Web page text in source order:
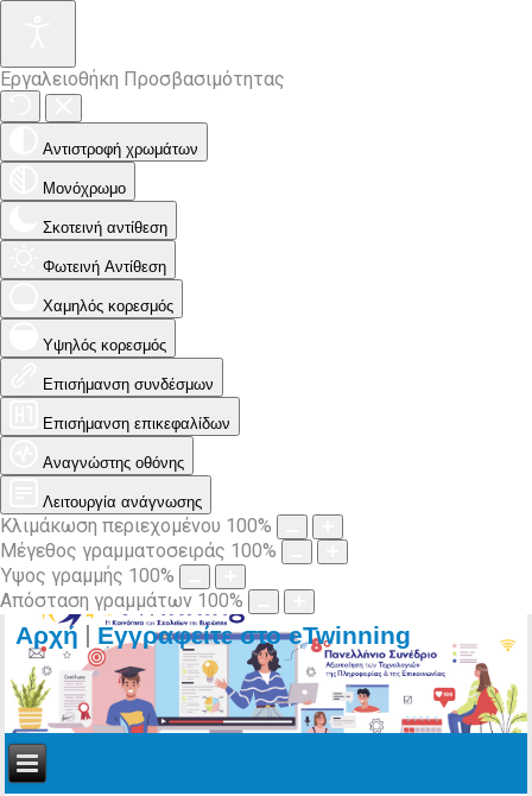
Εργαλειοθήκη Προσβασιμότητας
Αντιστροφή χρωμάτων
Μονόχρωμο
Σκοτεινή αντίθεση
Φωτεινή Αντίθεση
Χαμηλός κορεσμός
Υψηλός κορεσμός
Επισήμανση συνδέσμων
Επισήμανση επικεφαλίδων
Αναγνώστης οθόνης
Λειτουργία ανάγνωσης
Κλιμάκωση περιεχομένου 100%
Μέγεθος γραμματοσειράς 100%
Ύψος γραμμής 100%
Απόσταση γραμμάτων 100%
Αρχή | Εγγραφείτε στο eTwinning